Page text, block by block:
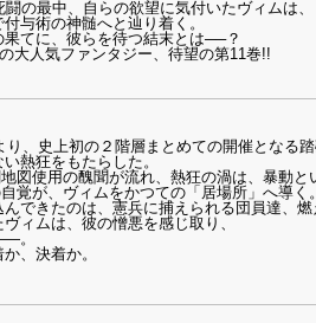
の最中、自らの欲望に気付いたヴィムは、
与術の神髄へと辿り着く。
てに、彼らを待つ結末とは──？
大人気ファンタジー、待望の第11巻!!
、史上初の２階層まとめての開催となる踏
熱狂をもたらした。
図使用の醜聞が流れ、熱狂の渦は、暴動と
覚が、ヴィムをかつての「居場所」へ導く。
できたのは、憲兵に捕えられる団員達、
ィムは、彼の憎悪を感じ取り、
。
、決着か。